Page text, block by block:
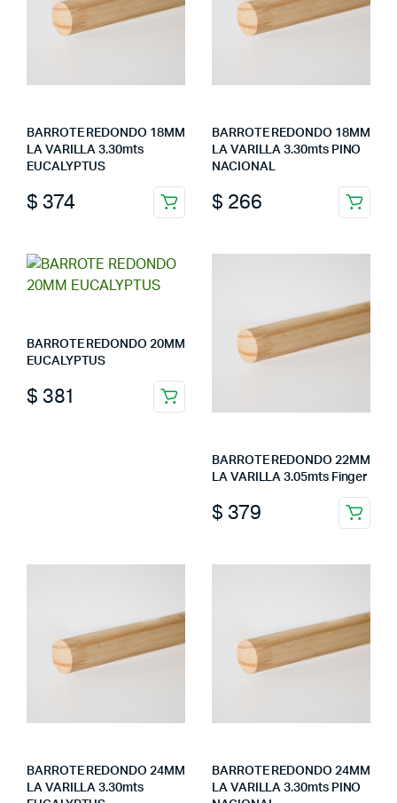
BARROTE REDONDO 18MM
LA VARILLA 3.30mts
EUCALYPTUS
$ 374
BARROTE REDONDO 18MM
LA VARILLA 3.30mts PINO
NACIONAL
$ 266
BARROTE REDONDO 20MM
EUCALYPTUS
$ 381
BARROTE REDONDO 22MM
LA VARILLA 3.05mts Finger
$ 379
BARROTE REDONDO 24MM
LA VARILLA 3.30mts
BARROTE REDONDO 24MM
LA VARILLA 3.30mts PINO